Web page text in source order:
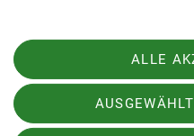
Telefon +4981219891680
ALLE